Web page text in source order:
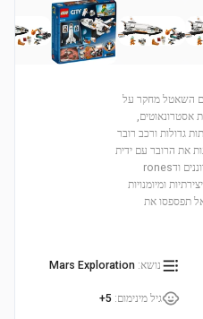
השאטל מחקר על
הסט כולל 2 דמויות אסטרונאוטים,
גדולות ורכב רובר
את הרובר עם ידית
מניפולציה, פאנלים סולאריים מתכווננים ודrones
ומיומנויות
אל תפספסו את
נושא:
Mars Exploration
גיל מינימום:
5+